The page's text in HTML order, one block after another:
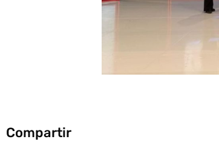
Compartir